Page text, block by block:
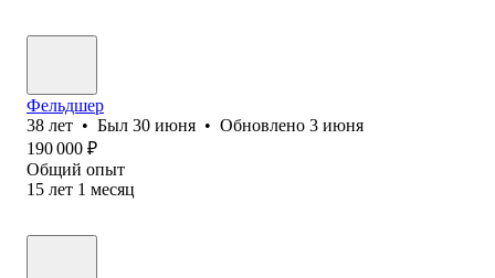
Фельдшер
38 лет • Был 30 июня • Обновлено 3 июня
190 000 ₽
Общий опыт
15 лет 1 месяц